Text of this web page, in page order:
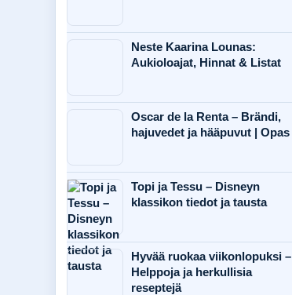
Neste Kaarina Lounas:
Aukioloajat, Hinnat & Listat
Oscar de la Renta – Brändi,
hajuvedet ja hääpuvut | Opas
Topi ja Tessu – Disneyn
klassikon tiedot ja tausta
Hyvää ruokaa viikonlopuksi –
Helppoja ja herkullisia
reseptejä